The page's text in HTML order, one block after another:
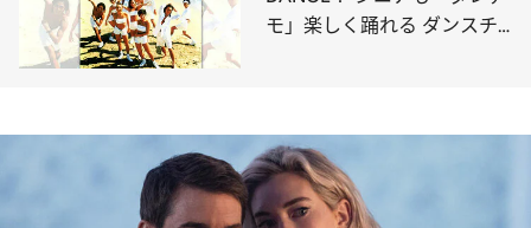
モ」楽しく踊れる ダンスチ